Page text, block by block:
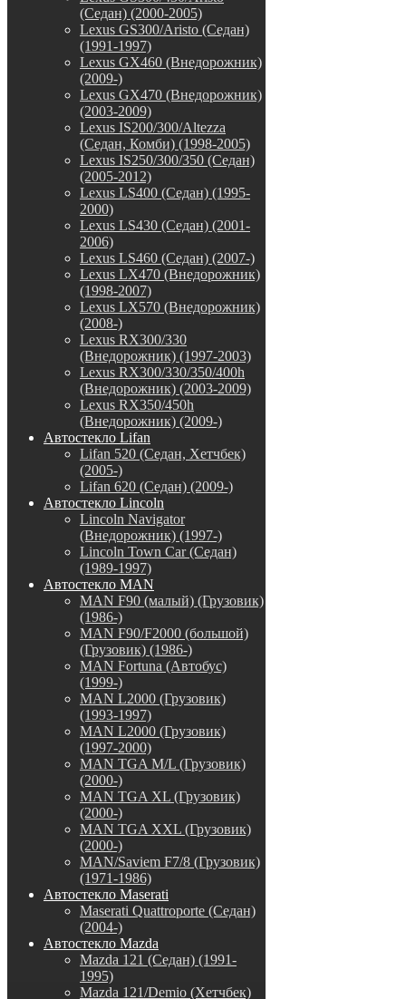
(Седан) (2000-2005)
Lexus GS300/Aristo (Седан)
(1991-1997)
Lexus GX460 (Внедорожник)
(2009-)
Lexus GX470 (Внедорожник)
(2003-2009)
Lexus IS200/300/Altezza
(Седан, Комби) (1998-2005)
Lexus IS250/300/350 (Седан)
(2005-2012)
Lexus LS400 (Седан) (1995-
2000)
Lexus LS430 (Седан) (2001-
2006)
Lexus LS460 (Седан) (2007-)
Lexus LX470 (Внедорожник)
(1998-2007)
Lexus LX570 (Внедорожник)
(2008-)
Lexus RX300/330
(Внедорожник) (1997-2003)
Lexus RX300/330/350/400h
(Внедорожник) (2003-2009)
Lexus RX350/450h
(Внедорожник) (2009-)
Автостекло Lifan
Lifan 520 (Седан, Хетчбек)
(2005-)
Lifan 620 (Седан) (2009-)
Автостекло Lincoln
Lincoln Navigator
(Внедорожник) (1997-)
Lincoln Town Car (Седан)
(1989-1997)
Автостекло MAN
MAN F90 (малый) (Грузовик)
(1986-)
MAN F90/F2000 (большой)
(Грузовик) (1986-)
MAN Fortuna (Автобус)
(1999-)
MAN L2000 (Грузовик)
(1993-1997)
MAN L2000 (Грузовик)
(1997-2000)
MAN TGA M/L (Грузовик)
(2000-)
MAN TGA XL (Грузовик)
(2000-)
MAN TGA XXL (Грузовик)
(2000-)
MAN/Saviem F7/8 (Грузовик)
(1971-1986)
Автостекло Maserati
Maserati Quattroporte (Седан)
(2004-)
Автостекло Mazda
Mazda 121 (Седан) (1991-
1995)
Mazda 121/Demio (Хетчбек)